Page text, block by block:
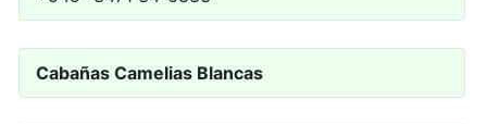
Cabañas Camelias Blancas